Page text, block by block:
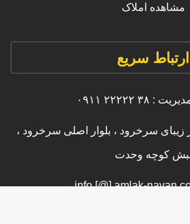
مشاهده املاک
ارتباط سریع
۲۲۲۲۲ ۰۹۱۱
زیبای سرخرود ، بلوار اصلی سرخرود ،
کوچه وحدت